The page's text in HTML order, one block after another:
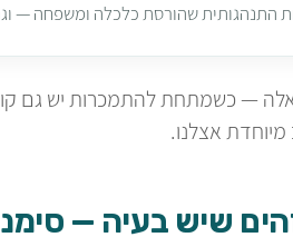
התנהגותית שהורסת כלכלה ומשפחה —
— כשמתחת להתמכרות יש גם
אצלנו.
שיש בעיה —